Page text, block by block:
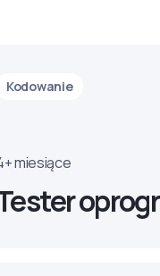
Kodowanie
miesiące